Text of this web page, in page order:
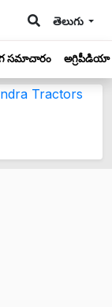
తెలుగు
సమాచారం అగ్రిపీడియా